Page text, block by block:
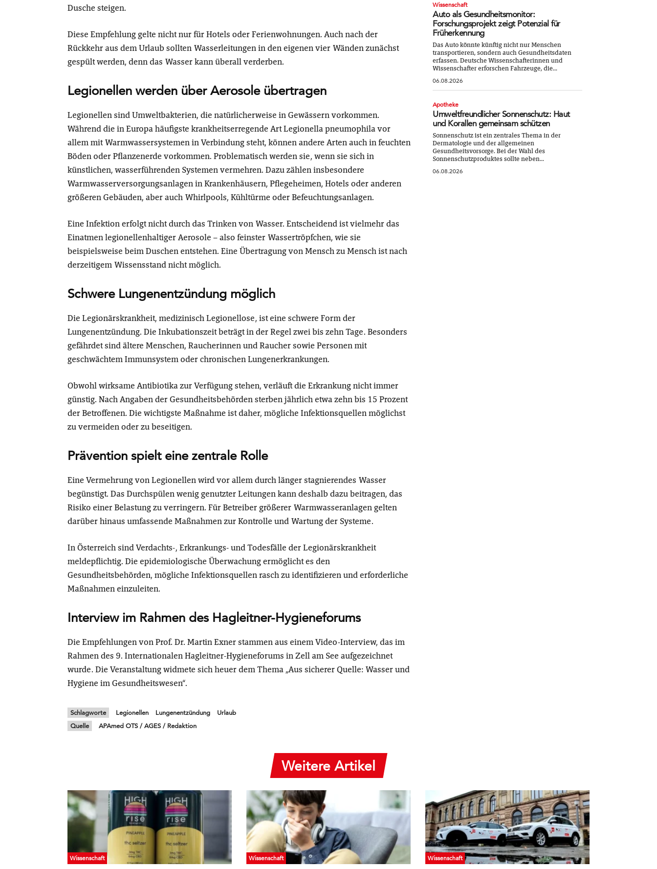
Dusche steigen.
Diese Empfehlung gelte nicht nur für Hotels oder Ferienwohnungen. Auch nach der
Rückkehr aus dem Urlaub sollten Wasserleitungen in den eigenen vier Wänden zunächst
gespült werden, denn das Wasser kann überall verderben.
Legionellen werden über Aerosole übertragen
Legionellen sind Umweltbakterien, die natürlicherweise in Gewässern vorkommen.
Während die in Europa häufigste krankheitserregende Art Legionella pneumophila vor
allem mit Warmwassersystemen in Verbindung steht, können andere Arten auch in feuchten
Böden oder Pflanzenerde vorkommen. Problematisch werden sie, wenn sie sich in
künstlichen, wasserführenden Systemen vermehren. Dazu zählen insbesondere
Warmwasserversorgungsanlagen in Krankenhäusern, Pflegeheimen, Hotels oder anderen
größeren Gebäuden, aber auch Whirlpools, Kühltürme oder Befeuchtungsanlagen.
Eine Infektion erfolgt nicht durch das Trinken von Wasser. Entscheidend ist vielmehr das
Einatmen legionellenhaltiger Aerosole – also feinster Wassertröpfchen, wie sie
beispielsweise beim Duschen entstehen. Eine Übertragung von Mensch zu Mensch ist nach
derzeitigem Wissensstand nicht möglich.
Schwere Lungenentzündung möglich
Die Legionärskrankheit, medizinisch Legionellose, ist eine schwere Form der
Lungenentzündung. Die Inkubationszeit beträgt in der Regel zwei bis zehn Tage. Besonders
gefährdet sind ältere Menschen, Raucherinnen und Raucher sowie Personen mit
geschwächtem Immunsystem oder chronischen Lungenerkrankungen.
Obwohl wirksame Antibiotika zur Verfügung stehen, verläuft die Erkrankung nicht immer
günstig. Nach Angaben der Gesundheitsbehörden sterben jährlich etwa zehn bis 15 Prozent
der Betroffenen. Die wichtigste Maßnahme ist daher, mögliche Infektionsquellen möglichst
zu vermeiden oder zu beseitigen.
Prävention spielt eine zentrale Rolle
Eine Vermehrung von Legionellen wird vor allem durch länger stagnierendes Wasser
begünstigt. Das Durchspülen wenig genutzter Leitungen kann deshalb dazu beitragen, das
Risiko einer Belastung zu verringern. Für Betreiber größerer Warmwasseranlagen gelten
darüber hinaus umfassende Maßnahmen zur Kontrolle und Wartung der Systeme.
In Österreich sind Verdachts-, Erkrankungs- und Todesfälle der Legionärskrankheit
meldepflichtig. Die epidemiologische Überwachung ermöglicht es den
Gesundheitsbehörden, mögliche Infektionsquellen rasch zu identifizieren und erforderliche
Maßnahmen einzuleiten.
Interview im Rahmen des Hagleitner-Hygieneforums
Die Empfehlungen von Prof. Dr. Martin Exner stammen aus einem Video-Interview, das im
Rahmen des 9. Internationalen Hagleitner-Hygieneforums in Zell am See aufgezeichnet
wurde. Die Veranstaltung widmete sich heuer dem Thema „Aus sicherer Quelle: Wasser und
Hygiene im Gesundheitswesen“.
Schlagworte Legionellen Lungenentzündung
Urlaub
Quelle
APAmed OTS / AGES / Redaktion
Wissenschaft
Auto als Gesundheitsmonitor:
Forschungsprojekt zeigt Potenzial für
Früherkennung
Das Auto könnte künftig nicht nur Menschen
transportieren, sondern auch Gesundheitsdaten
erfassen. Deutsche Wissenschafterinnen und
Wissenschafter erforschen Fahrzeuge, die...
06.08.2026
Apotheke
Umweltfreundlicher Sonnenschutz: Haut
und Korallen gemeinsam schützen
Sonnenschutz ist ein zentrales Thema in der
Dermatologie und der allgemeinen
Gesundheitsvorsorge. Bei der Wahl des
Sonnenschutzproduktes sollte neben...
06.08.2026
Weitere Artikel
Wissenschaft Wissenschaft Wissenschaft